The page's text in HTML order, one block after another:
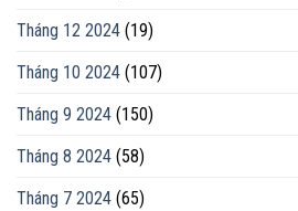
Tháng 12 2024 (19)
Tháng 10 2024 (107)
Tháng 9 2024 (150)
Tháng 8 2024 (58)
Tháng 7 2024 (65)